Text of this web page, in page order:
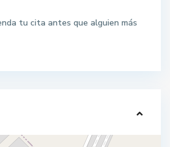
tu cita antes que alguien más